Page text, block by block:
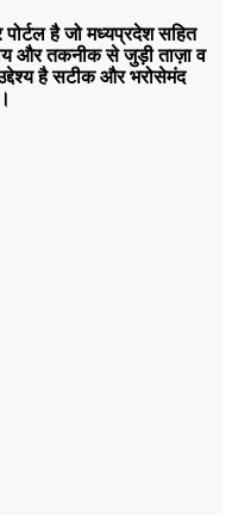
है जो मध्यप्रदेश सहित
और तकनीक से जुड़ी ताज़ा व
है सटीक और भरोसेमंद